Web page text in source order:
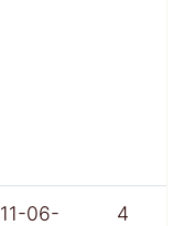
11-06-
4